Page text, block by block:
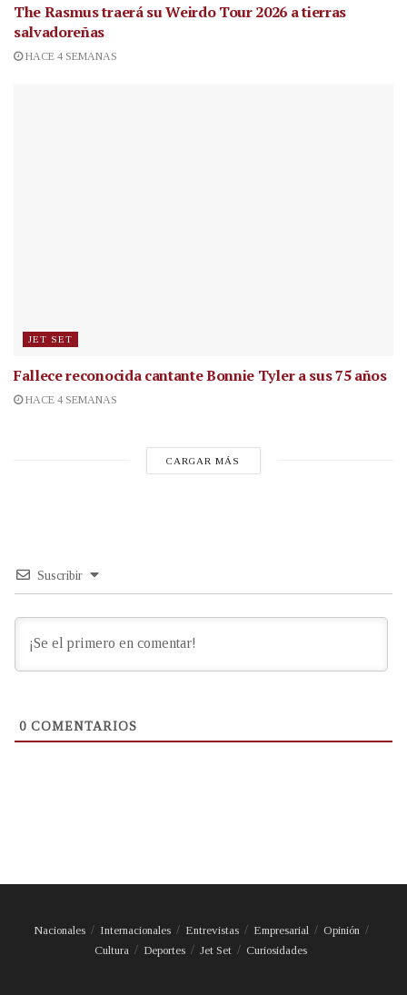
The Rasmus traerá su Weirdo Tour 2026 a tierras
salvadoreñas
HACE 4 SEMANAS
JET SET
Fallece reconocida cantanteBonnie Tyler a sus 75 años
HACE 4 SEMANAS
CARGAR MÁS
Suscribir
0 COMENTARIOS
Nacionales Internacionales Entrevistas Empresarial
Opinión
Cultura
Deportes Jet Set Curiosidades